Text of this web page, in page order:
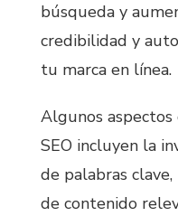
búsqueda y
credibilidad y
tu marca en línea.
Algunos
SEO incluyen la
de palabras clave,
de contenido